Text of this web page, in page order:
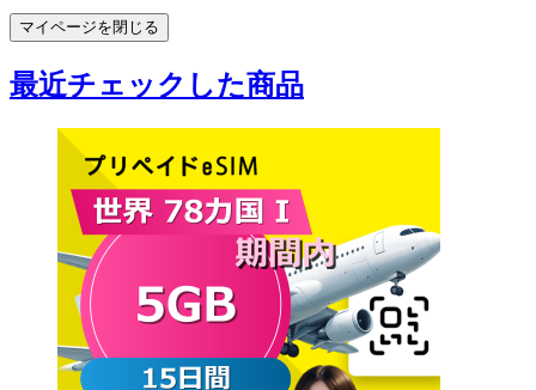
マイページを閉じる
最近チェックした商品